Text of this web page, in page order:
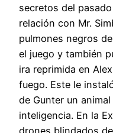
secretos del
relación con Mr.
pulmones negros
el juego y también
ira reprimida en
fuego. Este le
de Gunter un
inteligencia. En la